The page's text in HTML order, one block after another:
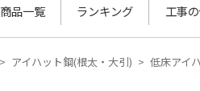
商品一覧 ランキング 工事
アイハット鋼(根太・大引) 低床アイ